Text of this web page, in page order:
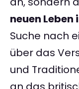
neuen Leben
Suche nach
über das
und